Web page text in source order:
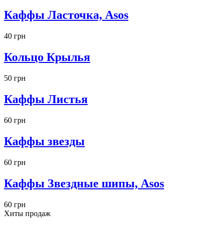
Каффы Ласточка, Asos
40 грн
Кольцо Крылья
50 грн
Каффы Листья
60 грн
Каффы звезды
60 грн
Каффы Звездные шипы, Asos
60 грн
Хиты продаж